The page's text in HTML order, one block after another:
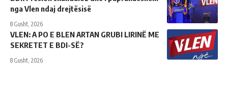
nga Vlen ndaj drejtësisë
8 Gusht, 2026
VLEN: A PO E BLEN ARTAN GRUBI LIRINË ME
SEKRETET E BDI-SË?
8 Gusht, 2026